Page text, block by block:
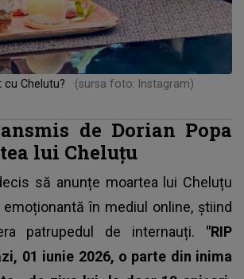
cu Chelutu? (sursa foto: Instagram)
de Dorian Popa
lui Cheluțu
să anunțe moartea lui Cheluțu
în mediul online, știind
patrupedul de internauți. "RIP
01 iunie 2026, o parte din inima